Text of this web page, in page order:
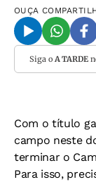
OUÇA
Siga o A TARDE
Com o título
campo neste
terminar o
Para isso,